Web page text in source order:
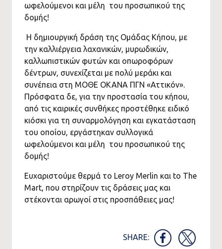
ωφελούμενοι και μέλη του προσωπικού της
δομής!
Η δημιουργική δράση της Ομάδας Κήπου, με
την καλλιέργεια λαχανικών, μυρωδικών,
καλλωπιστικών φυτών και οπωροφόρων
δέντρων, συνεχίζεται με πολύ μεράκι και
συνέπεια στη ΜΟΘΕ ΟΚΑΝΑ ΠΓΝ «Αττικόν».
Πρόσφατα δε, για την προστασία του κήπου,
από τις καιρικές συνθήκες προστέθηκε ειδικό
κιόσκι για τη συναρμολόγηση και εγκατάσταση
του οποίου, εργάστηκαν συλλογικά
ωφελούμενοι και μέλη του προσωπικού της
δομής!
Ευχαριστούμε θερμά το Leroy Merlin και to The
Mart, που στηρίζουν τις δράσεις μας και
στέκονται αρωγοί στις προσπάθειες μας!
SHARE: